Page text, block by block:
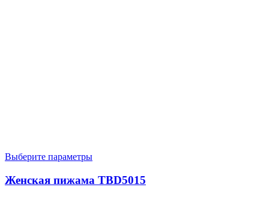
Выберите параметры
Женская пижама TBD5015